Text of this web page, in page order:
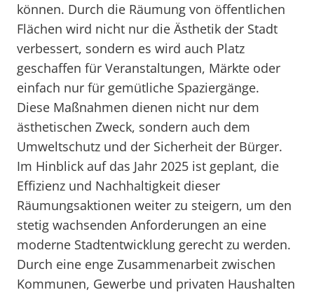
können. Durch die Räumung von öffentlichen
Flächen wird nicht nur die Ästhetik der Stadt
verbessert, sondern es wird auch Platz
geschaffen für Veranstaltungen, Märkte oder
einfach nur für gemütliche Spaziergänge.
Diese Maßnahmen dienen nicht nur dem
ästhetischen Zweck, sondern auch dem
Umweltschutz und der Sicherheit der Bürger.
Im Hinblick auf das Jahr 2025 ist geplant, die
Effizienz und Nachhaltigkeit dieser
Räumungsaktionen weiter zu steigern, um den
stetig wachsenden Anforderungen an eine
moderne Stadtentwicklung gerecht zu werden.
Durch eine enge Zusammenarbeit zwischen
Kommunen, Gewerbe und privaten Haushalten